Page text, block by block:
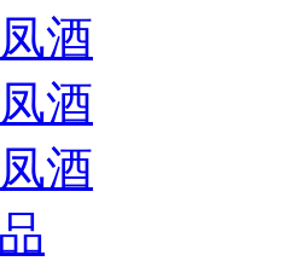
酒
酒
酒